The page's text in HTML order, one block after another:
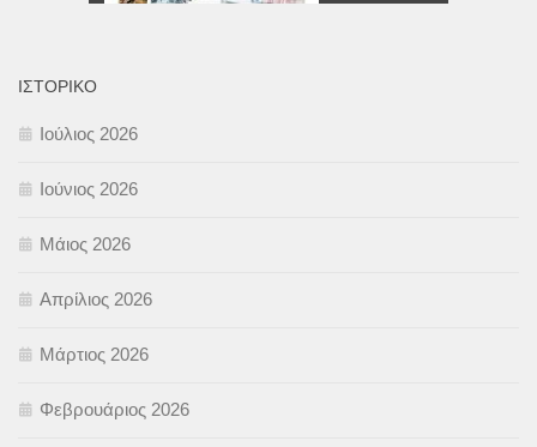
ΙΣΤΟΡΙΚΌ
Ιούλιος 2026
Ιούνιος 2026
Μάιος 2026
Απρίλιος 2026
Μάρτιος 2026
Φεβρουάριος 2026